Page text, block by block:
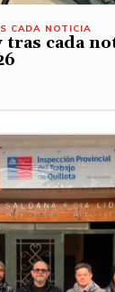
CADA NOTICIA
tras cada